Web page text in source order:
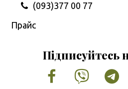
(093)377 00 77
Прайс
Підписуйтесь
Facebook
Vimeo